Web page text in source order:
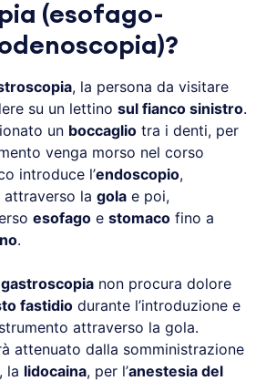
(esofago-
, la persona da visitare
su un lettino sul fianco sinistro.
un boccaglio tra i denti, per
venga morso nel corso
introduce l’endoscopio,
la gola e poi,
esofago e stomaco fino a
.
gastroscopia non procura dolore
fastidio durante l’introduzione e
attraverso la gola.
attenuato dalla somministrazione
la lidocaina, per l’anestesia del